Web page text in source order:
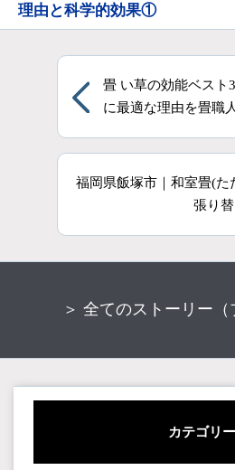
理由と科学的効果①
畳 い草の効能ベスト
に最適な理由を畳職
福岡県飯塚市｜和室畳(た
張り
＞ 全てのストーリー
カテゴリー